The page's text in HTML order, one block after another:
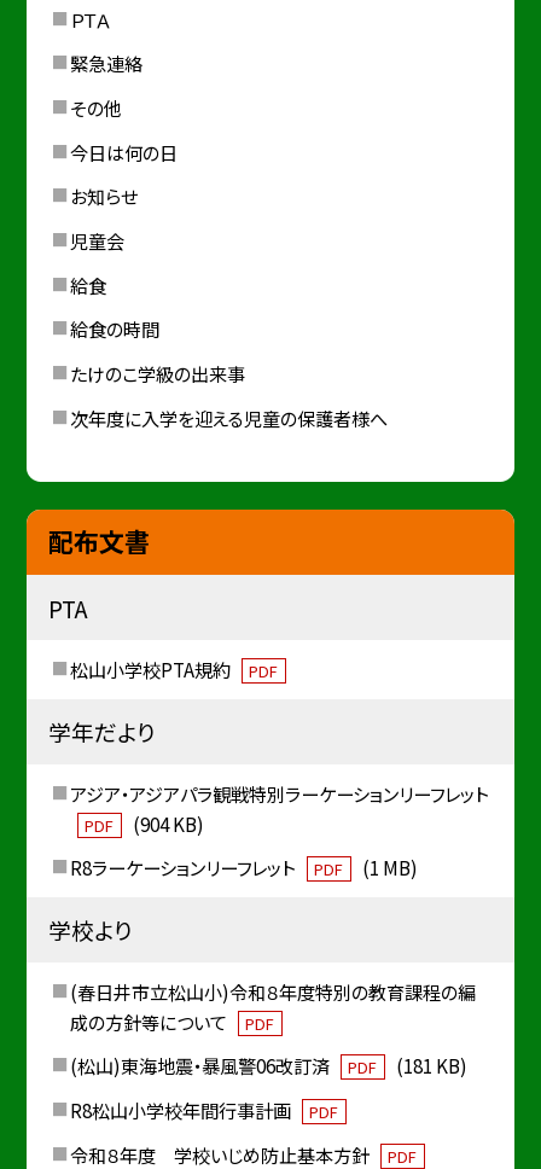
ＰＴＡ
緊急連絡
その他
今日は何の日
お知らせ
児童会
給食
給食の時間
たけのこ学級の出来事
次年度に入学を迎える児童の保護者様へ
配布文書
PTA
松山小学校PTA規約 PDF
学年だより
アジア・アジアパラ観戦特別ラーケーションリーフレット
PDF
(904 KB)
R8ラーケーションリーフレット
PDF (1 MB)
学校より
(春日井市立松山小)令和８年度特別の教育課程の編
成の方針等について
PDF
(松山)東海地震・暴風警06改訂済 PDF
(181 KB)
R8松山小学校年間行事計画
PDF
令和８年度 学校いじめ防止基本方針 PDF